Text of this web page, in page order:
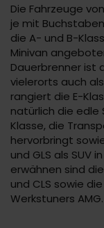
Die Fahrzeuge
je mit
die A- und B-
Minivan
Dauerbrenner ist
vielerorts auch
rangiert die E-
natürlich die edle
Klasse, die
hervorbringt sowie
und GLS als SUV
erwähnen sind
und CLS sowie
Werkstuners AMG.